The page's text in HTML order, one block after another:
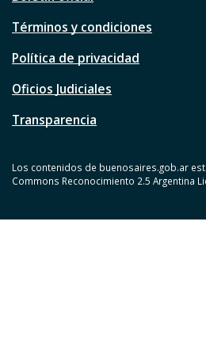
Términos y condiciones
Política de privacidad
Oficios Judiciales
Transparencia
Los contenidos de buenosaires.gob.ar
Commons Reconocimiento 2.5 Argentina